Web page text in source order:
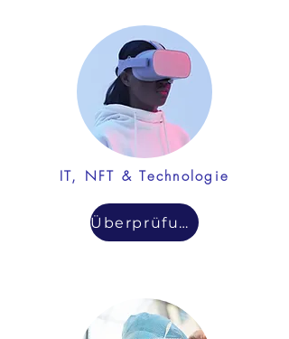
Überprüfung
IT, NFT & Technologie
Überprüfung